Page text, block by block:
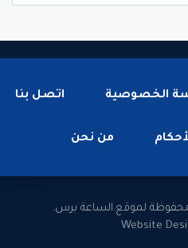
الخصوصية اتصل بنا
من نحن
Website